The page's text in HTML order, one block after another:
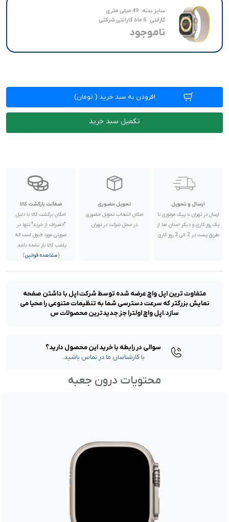
هفت روز ضمانت تعویض NIC
سایز بدنه: 49 میلی متری
گارانتی: 6 ماه گارانتی شرکتی
ناموجود
افزودن به سبد خرید ( تومان)
تکمیل سبد خرید
ارسال و تحویل
ارسال در تهران با پیک موتوری تا
یک روز کاری و دیگر استان ها از
طریق پست در 2 الی 3 روز کاری
تحویل حضوری
امکان انتخاب تحویل حضوری
در محل شرکت در تهران
ضمانت بازگشت کالا
امکان برگشت کالا با دلیل
"انصراف از خرید" تنها در
صورتی مورد قبول است که
پلمب کالا باز نشده باشد.
(مشاهده قوانین)
متفاوت ترین اپل واچ عرضه شده توسط شرکت اپل با داشتن صفحه
نمایش بزرگتر که سرعت دسترسی شما به تنظیمات متنوعی را محیا می
سازد.اپل واچ اولترا جز جدیدترین محصولات س
سوالی در رابطه با خرید این محصول دارید؟
با کارشناسان ما در تماس باشید.
محتویات درون جعبه